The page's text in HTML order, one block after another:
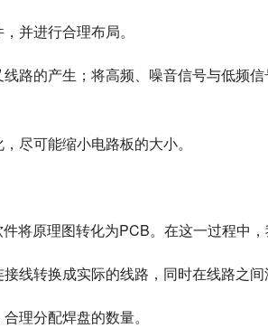
并进行合理布局。
路的产生；将高频、噪音信号与低频
尽可能缩小电路板的大小。
将原理图转化为PCB。在这一过程中，
线转换成实际的线路，同时在线路之间
理分配焊盘的数量。